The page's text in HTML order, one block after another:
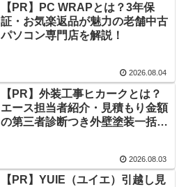
【PR】PC WRAPとは？3年保
証・お気楽返品が魅力の老舗中古
パソコン専門店を解説！
2026.08.04
【PR】外装工事ヒカークとは？
エース担当者紹介・見積もり金額
の第三者診断つき外壁塗装一括見
2026.08.03
【PR】YUIE（ユイエ）引越し見